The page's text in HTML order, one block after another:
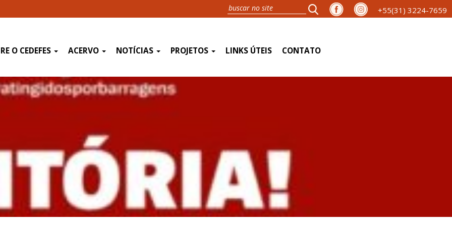
+55(31) 3224-7659
O CEDEFES ACERVO NOTÍCIAS PROJETOS LINKS ÚTEIS CONTATO